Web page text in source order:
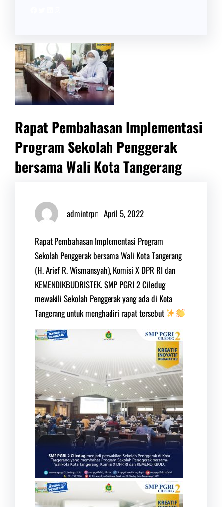
Rapat Pembahasan Implementasi
Program Sekolah Penggerak
bersama Wali Kota Tangerang
admintrp April 5, 2022
Rapat Pembahasan Implementasi Program
Sekolah Penggerak bersama Wali Kota Tangerang
(H. Arief R. Wismansyah), Komisi X DPR RI dan
KEMENDIKBUDRISTEK. SMP PGRI 2 Ciledug
mewakili Sekolah Penggerak yang ada di Kota
Tangerang untuk menghadiri rapat tersebut